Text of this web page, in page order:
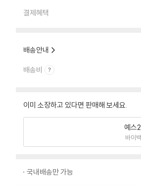
결제혜택
배송안내
배송비
이미 소장하고 있다면 판매해 보세요.
예스
바이
국내배송만 가능